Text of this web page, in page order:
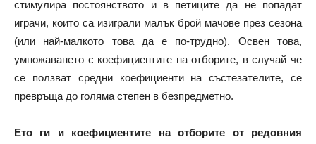
стимулира постоянството и в петиците да не попадат
играчи, които са изиграли малък брой мачове през сезона
(или най-малкото това да е по-трудно). Освен това,
умножаването с коефициентите на отборите, в случай че
се ползват средни коефициенти на състезателите, се
превръща до голяма степен в безпредметно.
Ето ги и коефициентите на отборите от редовния